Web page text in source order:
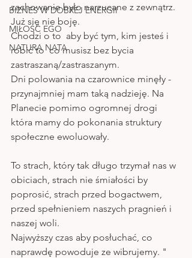
BIZNES W DOBREJ ENERGII
MIŁOŚĆ EGO
NATURA NATA
zachowanie było narzucane z zewnątrz.
Już się nie boję.
Chodzi o to  aby być tym, kim jesteś i
robić to  co musisz bez bycia
zastraszaną/zastraszanym.
Dni polowania na czarownice minęły -
przynajmniej mam taką nadzieję. Na
Planecie pomimo ogromnej drogi
która mamy do pokonania struktury
społeczne ewoluowały.
To strach, który tak długo trzymał nas w
obiciach, strach nie śmiałości by
poprosić, strach przed bogactwem,
przed spełnieniem naszych pragnień i
naszej woli.
Najwyższy czas aby posłuchać, co
naprawdę powoduje ze wibrujemy. "